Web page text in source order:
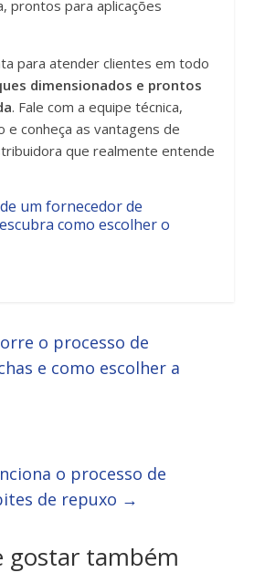
prontos para aplicações
para atender clientes em todo
dimensionados e prontos
. Fale com a equipe técnica,
e conheça as vantagens de
que realmente entende
um fornecedor de
como escolher o
o processo de
e como escolher a
o processo de
de repuxo →
gostar também